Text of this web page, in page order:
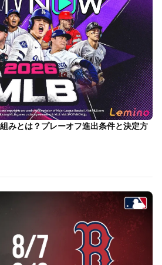
みとは？プレーオフ進出条件と決定方